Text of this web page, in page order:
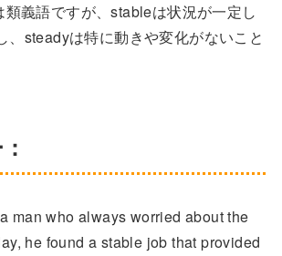
義語ですが、stableは状況が一定し
、steadyは特に動きや変化がないこと
man who always worried about the
he found a stable job that provided